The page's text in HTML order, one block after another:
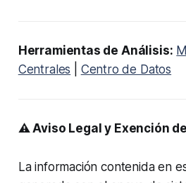
Herramientas de Análisis:
Centrales
Centro de Datos
⚠️ Aviso Legal y Exención
La información contenida en